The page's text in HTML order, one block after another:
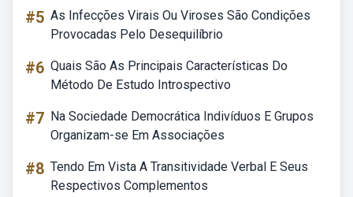
#5 As Infecções Virais Ou Viroses São Condições
Provocadas Pelo Desequilíbrio
#6 Quais São As Principais Características Do
Método De Estudo Introspectivo
#7 Na Sociedade Democrática Indivíduos E Grupos
Organizam-se Em Associações
#8 Tendo Em Vista A Transitividade Verbal E Seus
Respectivos Complementos